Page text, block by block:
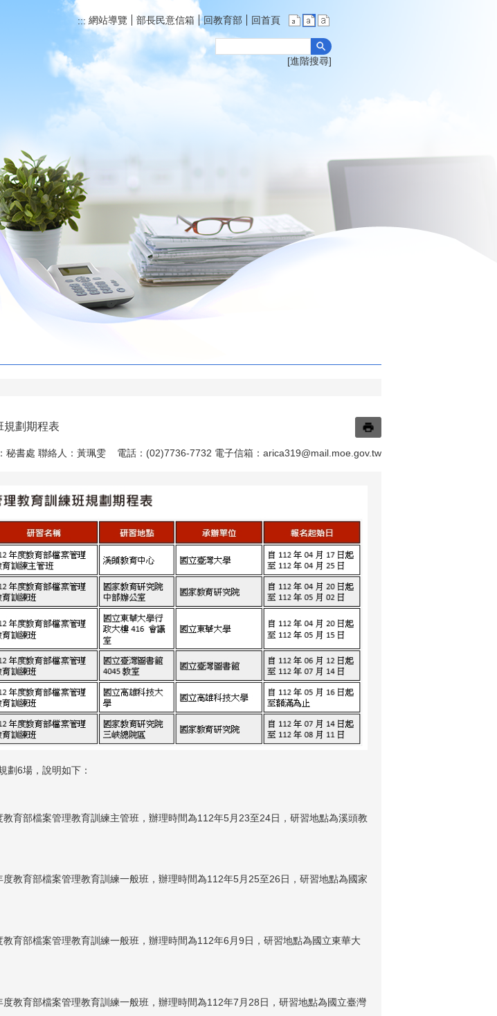
::: 網站導覽 部長民意信箱 回教育部 回首頁
進階搜尋
規劃期程表
秘書處 聯絡人：黃珮雯 電話：(02)7736-7732 電子信箱： arica319@mail.moe.gov.tw
劃6場，說明如下：
育部檔案管理教育訓練主管班，辦理時間為112年5月23至24日，研習地點為溪頭教
教育部檔案管理教育訓練一般班，辦理時間為112年5月25至26日，研習地點為國家
育部檔案管理教育訓練一般班，辦理時間為112年6月9日，研習地點為國立東華大
教育部檔案管理教育訓練一般班，辦理時間為112年7月28日，研習地點為國立臺灣